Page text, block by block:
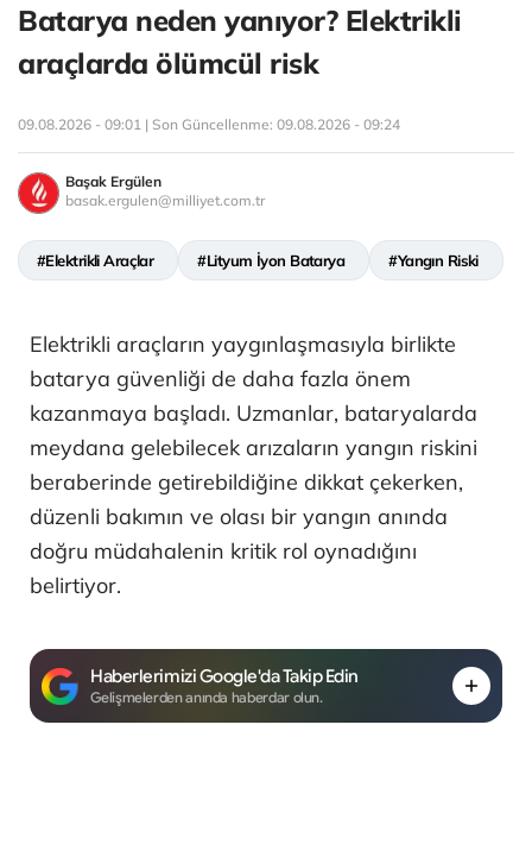
Batarya neden yanıyor? Elektrikli
araçlarda ölümcül risk
09.08.2026 - 09:01 | Son Güncellenme: 09.08.2026 - 09:24
Başak Ergülen
basak.ergulen@milliyet.com.tr
#Elektrikli Araçlar #Lityum İyon Batarya #Yangın Riski
Elektrikli araçların yaygınlaşmasıyla birlikte
batarya güvenliği de daha fazla önem
kazanmaya başladı. Uzmanlar, bataryalarda
meydana gelebilecek arızaların yangın riskini
beraberinde getirebildiğine dikkat çekerken,
düzenli bakımın ve olası bir yangın anında
doğru müdahalenin kritik rol oynadığını
belirtiyor.
Haberlerimizi Google'da Takip Edin
Gelişmelerden anında haberdar olun.